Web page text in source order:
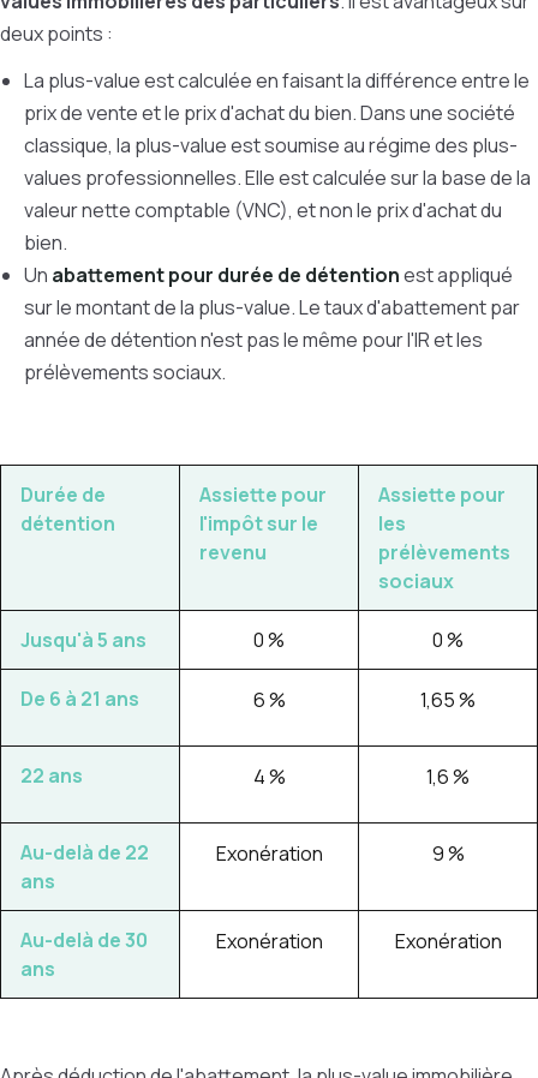
deux points :
La plus-value est calculée en faisant la différence entre le
prix de vente et le prix d'achat du bien. Dans une société
classique, la plus-value est soumise au régime des plus-
values professionnelles. Elle est calculée sur la base de la
valeur nette comptable (VNC), et non le prix d'achat du
bien.
Un abattement pour durée de détentionest appliqué
sur le montant de la plus-value. Le taux d'abattement par
année de détention n'est pas le même pour l'IR et les
prélèvements sociaux.
Durée de
détention
Assiette pour
l'impôt sur le
revenu
Assiette pour
les
prélèvements
sociaux
Jusqu'à 5 ans 0 % 0 %
De 6 à 21 ans 6 % 1,65 %
22 ans 4 % 1,6 %
Au-delà de 22
ans
Exonération 9 %
Au-delà de 30
ans
Exonération Exonération